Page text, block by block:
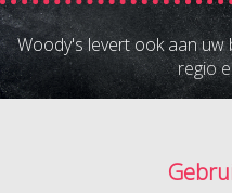
Woody's levert ook aan
regio